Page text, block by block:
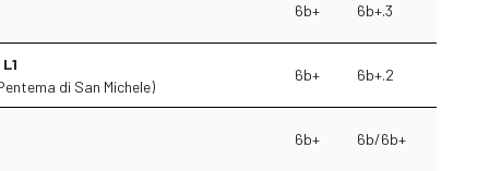
6b+ 6b+.3
di San Michele)
6b+ 6b+.2
6b+ 6b/6b+